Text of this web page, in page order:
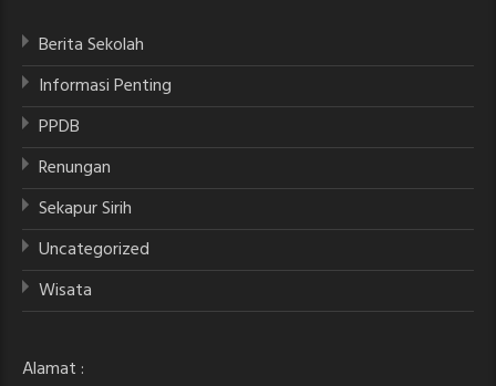
Berita Sekolah
Informasi Penting
PPDB
Renungan
Sekapur Sirih
Uncategorized
Wisata
Alamat :